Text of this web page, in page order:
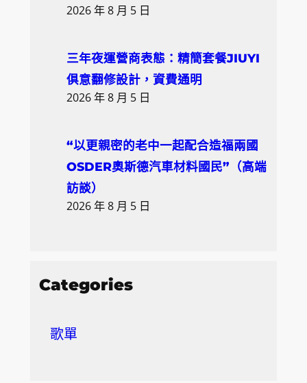
2026 年 8 月 5 日
三年夜運營商表態：精簡套餐JIUYI
俱意翻修設計，資費通明
2026 年 8 月 5 日
“以更親密的老中一起配合造福兩國
OSDER奧斯德汽車材料國民”（高端
訪談）
2026 年 8 月 5 日
Categories
歌單